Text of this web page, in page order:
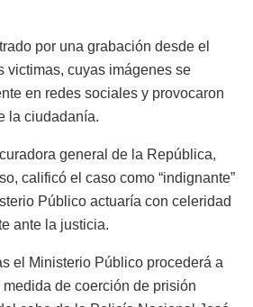
por una grabación desde el
victimas, cuyas imágenes se
en redes sociales y provocaron
la ciudadanía.
general de la República,
calificó el caso como “indignante”
Público actuaría con celeridad
ante la justicia.
el Ministerio Público procederá a
de coerción de prisión